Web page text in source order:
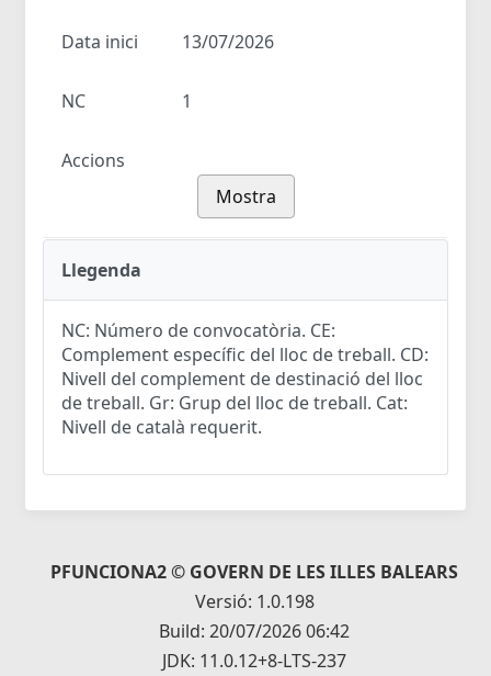
Data inici 13/07/2026
NC 1
Accions
Mostra
Llegenda
NC: Número de convocatòria. CE:
Complement específic del lloc de treball. CD:
Nivell del complement de destinació del lloc
de treball. Gr: Grup del lloc de treball. Cat:
Nivell de català requerit.
PFUNCIONA2 © GOVERN DE LES ILLES BALEARS
Versió: 1.0.198
Build: 20/07/2026 06:42
JDK: 11.0.12+8-LTS-237